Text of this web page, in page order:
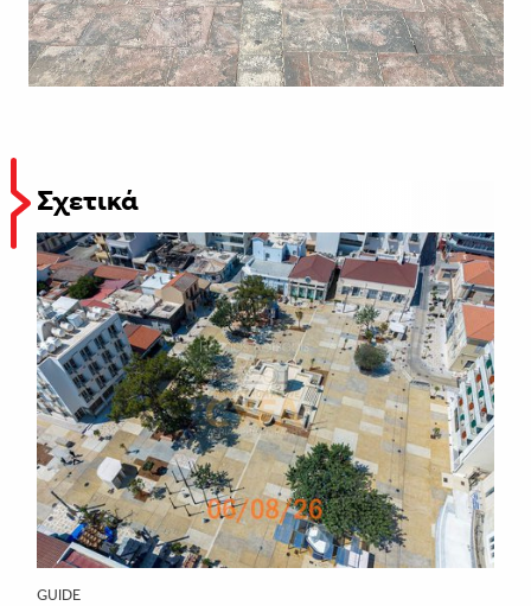
Σχετικά
GUIDE